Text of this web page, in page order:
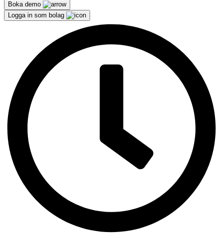
Boka demo
Logga in som bolag